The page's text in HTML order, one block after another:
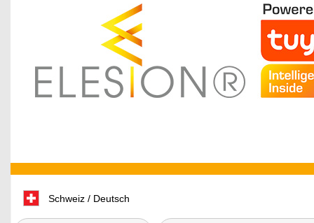
Schweiz / Deutsch